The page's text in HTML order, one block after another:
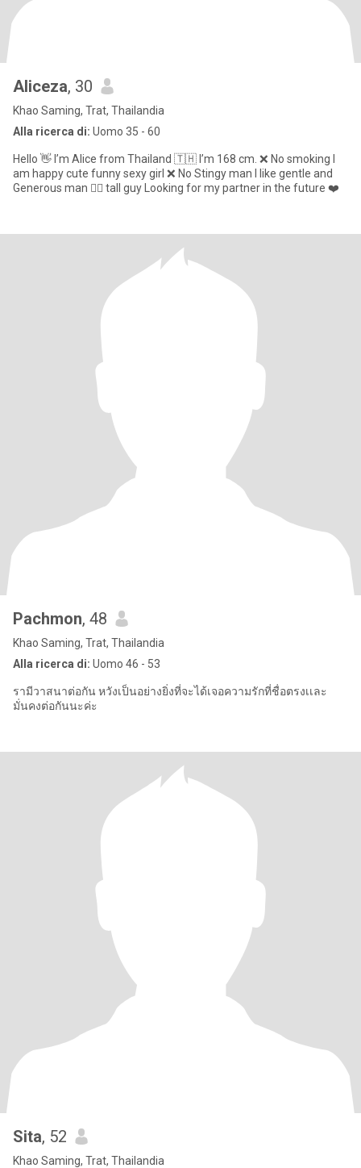
Aliceza, 30
Khao Saming, Trat, Thailandia
Alla ricerca di: Uomo 35 - 60
Hello 👋 I’m Alice from Thailand 🇹🇭 I’m 168 cm. ❌ No smoking I
am happy cute funny sexy girl ❌ No Stingy man I like gentle and
Generous man 🧍‍♂️ tall guy Looking for my partner in the future ❤️
Pachmon, 48
Khao Saming, Trat, Thailandia
Alla ricerca di: Uomo 46 - 53
รามีวาสนาต่อกัน หวังเป็นอย่างยิ่งที่จะได้เจอความรักที่ชื่อตรงเเละ
มั่นคงต่อกันนะค่ะ
Sita, 52
Khao Saming, Trat, Thailandia